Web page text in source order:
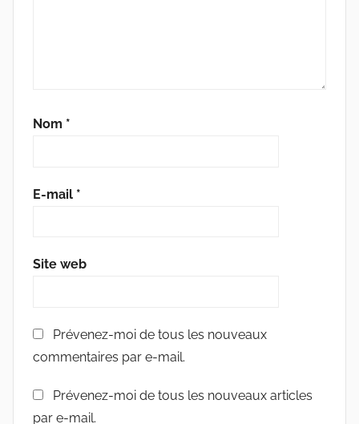
Nom *
E-mail *
Site web
Prévenez-moi de tous les nouveaux
commentaires par e-mail.
Prévenez-moi de tous les nouveaux articles
par e-mail.